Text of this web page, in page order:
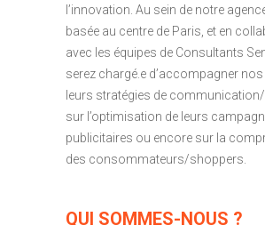
l’innovation. Au sein de notre
basée au centre de Paris, et en
avec les équipes de Consultants
serez chargé.e d’accompagner
leurs stratégies de communication/
sur l’optimisation de leurs
publicitaires ou encore sur la
des consommateurs/shoppers.
QUI SOMMES-NOUS ?